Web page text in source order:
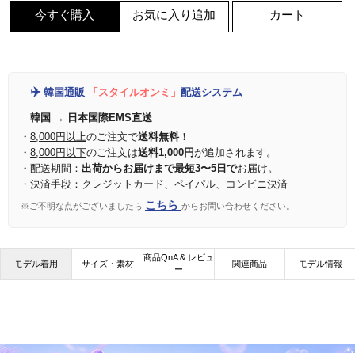
今すぐ購入 お気に入り追加 カート
✈️ 韓国通販 「スタイルオンミ」 配送システム
韓国 → 日本国際EMS直送
・ 8,000円以上のご注文で送料無料！
・ 8,000円以下のご注文は送料1,000円が追加されます。
・配送期間： 出荷からお届けまで最短3〜5日でお届け。
・決済手段：クレジットカード、ペイパル、コンビニ決済
※ご不明な点がございましたら こちら からお問い合わせください。
モデル着用 サイズ・素材
商品QnA & レビュ
ー
関連商品 モデル情報